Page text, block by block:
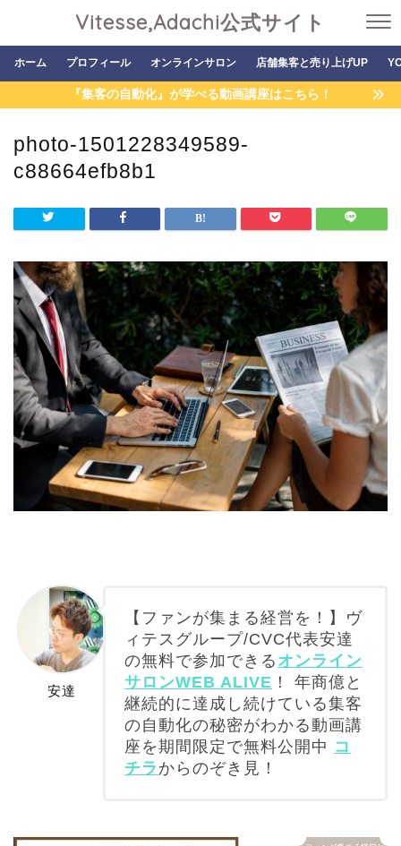
Vitesse,Adachi公式サイト
ホーム プロフィール オンラインサロン 店舗集客と売り上げUP
『集客の自動化』が学べる動画講座はこちら！
photo-1501228349589-
c88664efb8b1
安達
【ファンが集まる経営を！】ヴ
ィテスグループ/CVC代表安達
の無料で参加できる オンライン
サロンWEB ALIVE ！ 年商億と
継続的に達成し続けている集客
の自動化の秘密がわかる動画講
座を期間限定で無料公開中 コ
チラ からのぞき見！